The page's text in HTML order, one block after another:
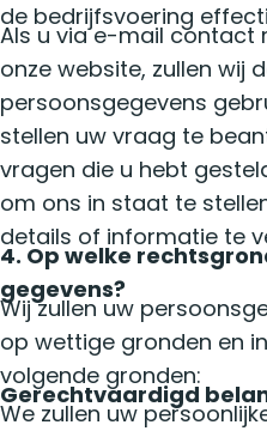
de bedrijfsvoering
Als u via e-mail contact
onze website, zullen wij
persoonsgegevens
stellen uw vraag te
vragen die u hebt
om ons in staat te
details of informatie te
4. Op welke
gegevens?
Wij zullen uw
op wettige gronden en
volgende gronden:
Gerechtvaardigd
We zullen uw